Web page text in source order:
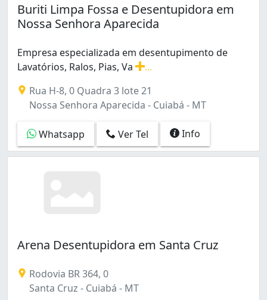
Buriti Limpa Fossa e Desentupidora em
Nossa Senhora Aparecida
Empresa especializada em desentupimento de
Lavatórios, Ralos, Pias, Va
Rua H-8, 0 Quadra 3 lote 21
Nossa Senhora Aparecida - Cuiabá - MT
Whatsapp Ver Tel Info
Arena Desentupidora em Santa Cruz
Rodovia BR 364, 0
Santa Cruz - Cuiabá - MT